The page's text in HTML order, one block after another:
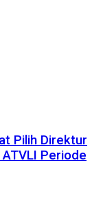
Pilih Direktur
Periode